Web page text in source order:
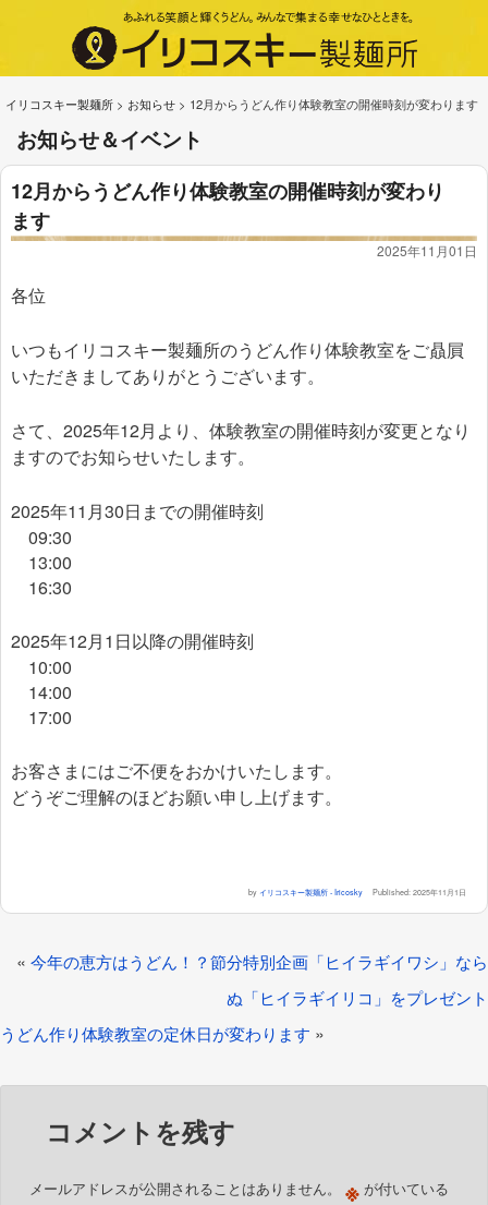
イリコスキー製麺所 > お知らせ > 12月からうどん作り体験教室の開催時刻が変わります
お知らせ＆イベント
12月からうどん作り体験教室の開催時刻が変わり
ます
2025年11月01日
各位
いつもイリコスキー製麺所のうどん作り体験教室をご贔屓
いただきましてありがとうございます。
さて、2025年12月より、体験教室の開催時刻が変更となり
ますのでお知らせいたします。
2025年11月30日までの開催時刻
09:30
13:00
16:30
2025年12月1日以降の開催時刻
10:00
14:00
17:00
お客さまにはご不便をおかけいたします。
どうぞご理解のほどお願い申し上げます。
by イリコスキー製麺所 - Iricosky Published:2025年11月1日
« 今年の恵方はうどん！？節分特別企画「ヒイラギイワシ」なら
ぬ「ヒイラギイリコ」をプレゼント
うどん作り体験教室の定休日が変わります »
コメントを残す
メールアドレスが公開されることはありません。 ※ が付いている